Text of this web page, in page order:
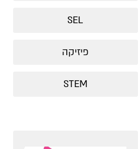
SEL
פיזיקה
STEM